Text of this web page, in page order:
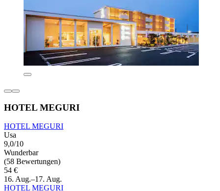
HOTEL MEGURI
HOTEL MEGURI
Usa
9,0/10
Wunderbar
(58 Bewertungen)
54 €
16. Aug.–17. Aug.
HOTEL MEGURI